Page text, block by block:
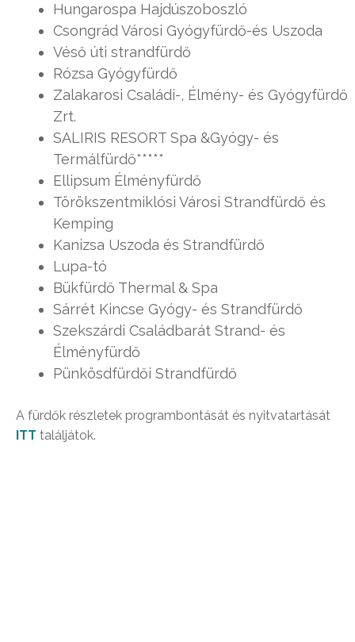
Hungarospa Hajdúszoboszló
Csongrád Városi Gyógyfürdő-és Uszoda
Véső úti strandfürdő
Rózsa Gyógyfürdő
Zalakarosi Családi-, Élmény- és Gyógyfürdő
Zrt.
SALIRIS RESORT Spa &Gyógy- és
Termálfürdő*****
Ellipsum Élményfürdő
Törökszentmiklósi Városi Strandfürdő és
Kemping
Kanizsa Uszoda és Strandfürdő
Lupa-tó
Bükfürdő Thermal & Spa
Sárrét Kincse Gyógy- és Strandfürdő
Szekszárdi Családbarát Strand- és
Élményfürdő
Pünkösdfürdői Strandfürdő
A fürdők részletek programbontását és nyitvatartását
ITT találjátok.